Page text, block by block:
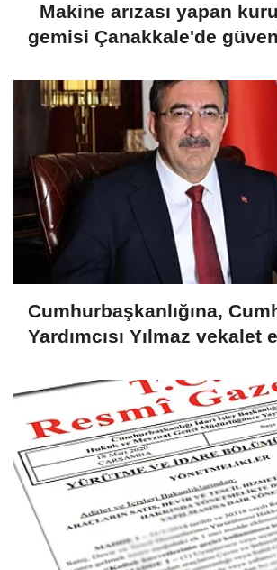
Makine arızası yapan
gemisi Çanakkale'de
Cumhurbaşkanlığına,
Yardımcısı Yılmaz vekalet